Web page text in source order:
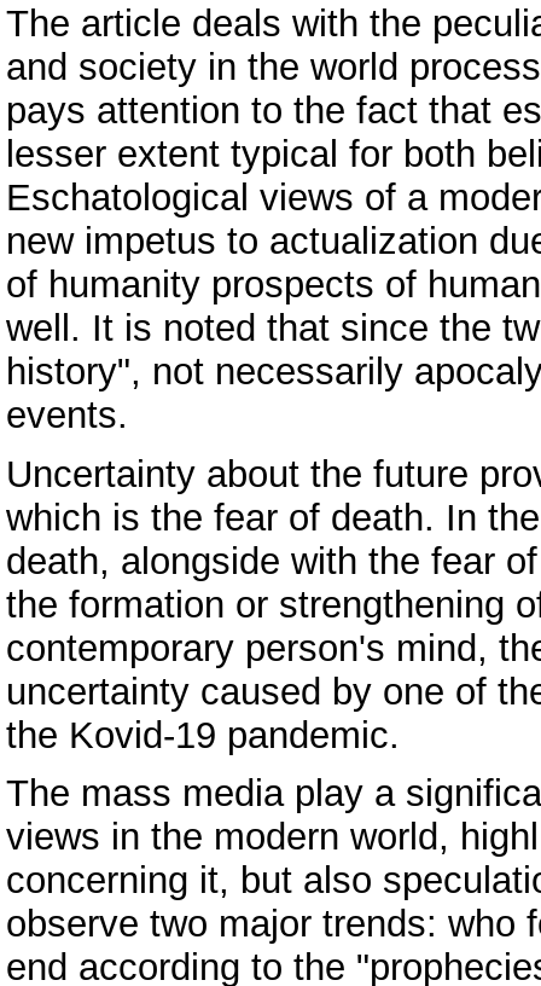
The article deals with the
and society in the world
pays attention to the fact that
lesser extent typical for both
Eschatological views of a
new impetus to actualization
of humanity prospects of
well. It is noted that since the
history", not necessarily
events.
Uncertainty about the future
which is the fear of death. In
death, alongside with the fear
the formation or strengthening
contemporary person's mind,
uncertainty caused by one of
the Kovid-19 pandemic.
The mass media play a
views in the modern world,
concerning it, but also
observe two major trends: who
end according to the